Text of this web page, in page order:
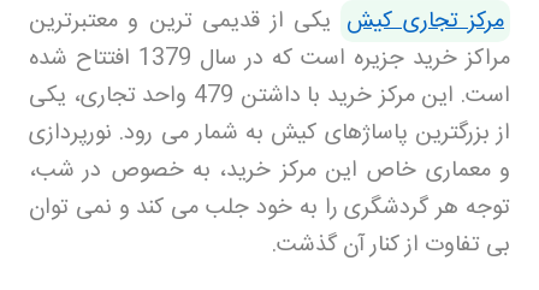
مرکز تجاری کیش یکی از قدیمی ترین و معتبرترین
مراکز خرید جزیره است که در سال 1379 افتتاح شده
است. این مرکز خرید با داشتن 479 واحد تجاری، یکی
از بزرگترین پاساژهای کیش به شمار می رود. نورپردازی
و معماری خاص این مرکز خرید، به خصوص در شب،
توجه هر گردشگری را به خود جلب می کند و نمی توان
بی تفاوت از کنار آن گذشت.